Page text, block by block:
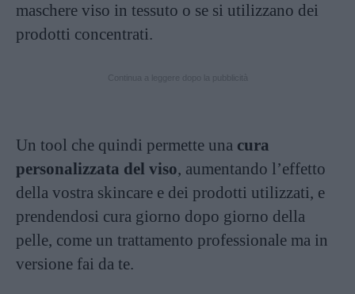
maschere viso in tessuto o se si utilizzano dei
prodotti concentrati.
Un tool che quindi permette una cura
personalizzata del viso, aumentando l’effetto
della vostra skincare e dei prodotti utilizzati, e
prendendosi cura giorno dopo giorno della
pelle, come un trattamento professionale ma in
versione fai da te.